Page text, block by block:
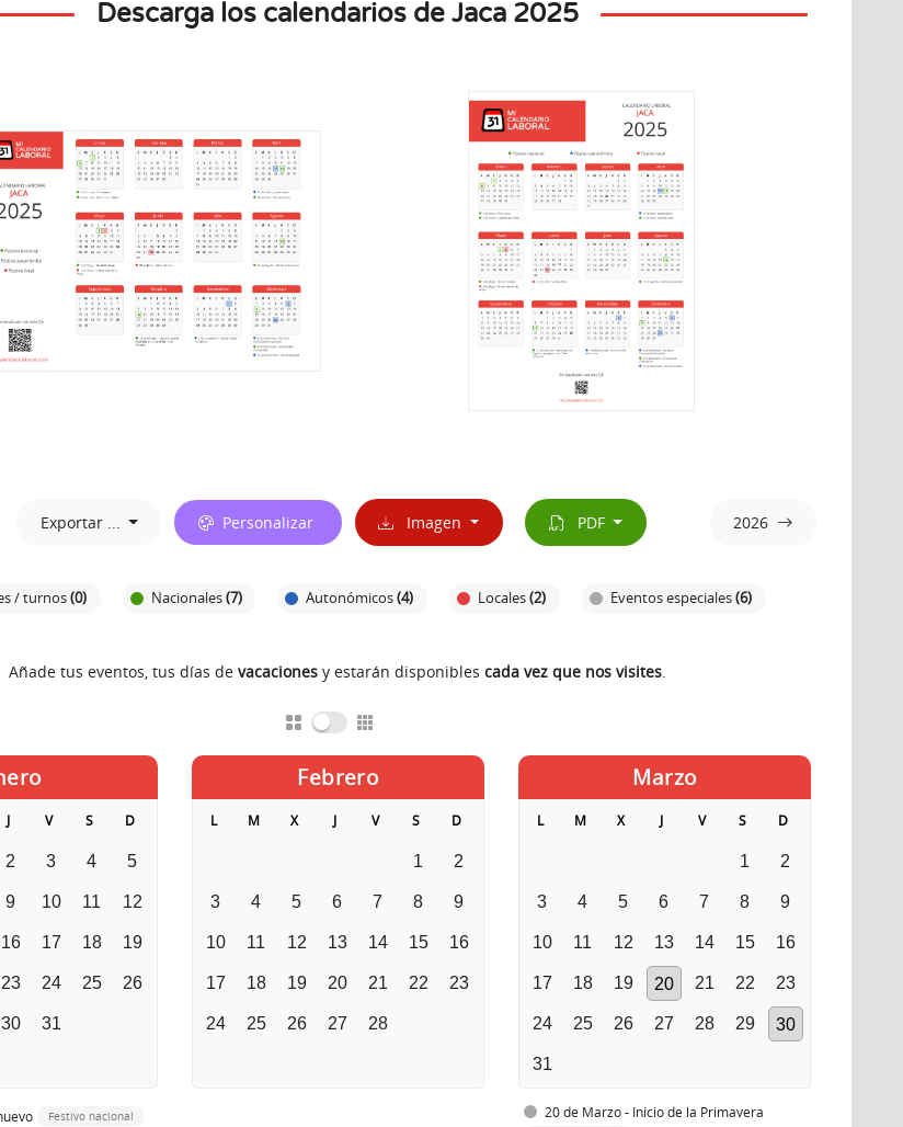
J V S D
2 3 4 5
9 10 11 12
16 17 18 19
23 24 25 26
30 31
Festivo nacional
Febrero
L M X J V S D
1 2
3 4 5 6 7 8 9
10 11 12 13 14 15 16
17 18 19 20 21 22 23
24 25 26 27 28
Marzo
L M X J V S D
1 2
3 4 5 6 7 8 9
10 11 12 13 14 15 16
17 18 19 20 21 22 23
24 25 26 27 28 29 30
31
20 de Marzo - Inicio de la Primavera
Descarga los calendarios de Jaca 2025
Añade tus eventos, tus días devacaciones y estarán disponiblescada vez que nos visites
Exportar ... Personalizar Imagen PDF 2026
/ turnos(0) Nacionales(7) Autonómicos(4) Locales(2) Eventos especiales(6)
Día de Todos los Santos
Festivo autonómico
Diciembre
Día de la Constitución
Festivo autonómico
Martes
Inmaculada Concepción
Festivo nacional